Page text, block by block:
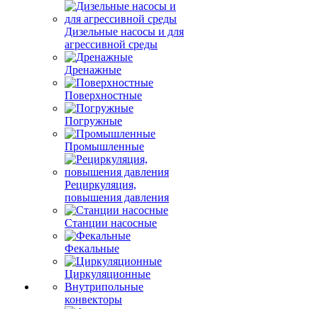
Дизельные насосы и для
агрессивной среды
Дренажные
Поверхностные
Погружные
Промышленные
Рециркуляция,
повышения давления
Станции насосные
Фекальные
Циркуляционные
Внутрипольные
конвекторы